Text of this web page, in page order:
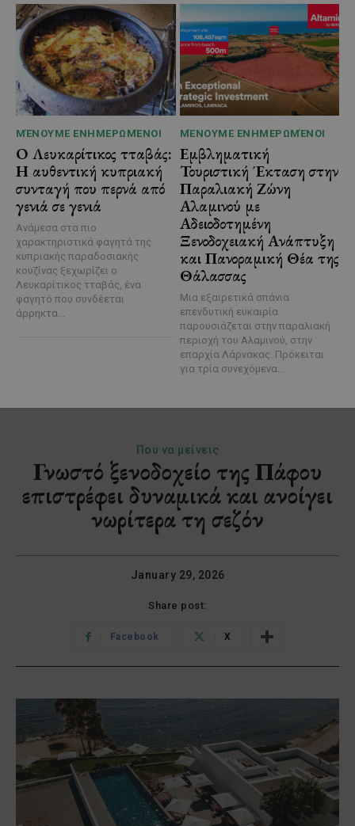
ΜΈΝΟΥΜΕ ΕΝΗΜΕΡΩΜΈΝΟΙ
Ο Λευκαρίτικος τταβάς:
Η αυθεντική κυπριακή
συνταγή που περνά από
γενιά σε γενιά
Ανάμεσα στα πιο
χαρακτηριστικά φαγητά της
κυπριακής παραδοσιακής
κουζίνας ξεχωρίζει ο
Λευκαρίτικος τταβάς, ένα
φαγητό που συνδέεται
άρρηκτα...
ΜΈΝΟΥΜΕ ΕΝΗΜΕΡΩΜΈΝΟΙ
Εμβληματική
Τουριστική Έκταση στην
Παραλιακή Ζώνη
Αλαμινού με
Αδειοδοτημένη
Ξενοδοχειακή Ανάπτυξη
και Πανοραμική Θέα της
Θάλασσας
Μια εξαιρετικά σπάνια
επενδυτική ευκαιρία
παρουσιάζεται στην παραλιακή
περιοχή του Αλαμινού, στην
επαρχία Λάρνακας. Πρόκειται
για τρία συνεχόμενα...